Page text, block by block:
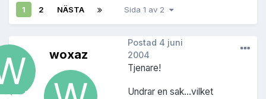
1 2 NÄSTA Sida 1 av 2
woxaz
Postad 4 juni
2004
Tjenare!
Undrar en sak...vilket